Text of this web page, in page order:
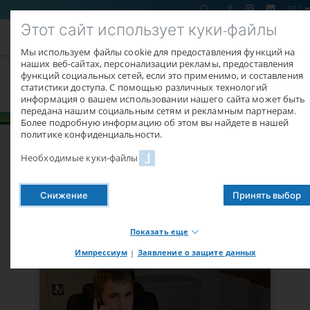
RU
Сервис
но и после его продажи предоставляет отличный сервис.
Руководство фирмы персонально, а также проектировщики
Этот сайт использует куки-файлы
Мы используем файлы cookie для предоставления функций на
наших веб-сайтах, персонализации рекламы, предоставления
функций социальных сетей, если это применимо, и составления
статистики доступа. С помощью различных технологий
информация о вашем использовании нашего сайта может быть
передана нашим социальным сетям и рекламным партнерам.
Более подробную информацию об этом вы найдете в нашей
политике конфиденциальности.
Необходимые куки-файлы
Снижение Принять выбор
Показать еще
Необходимые файлы cookie обеспечивают основные
функции нашего сайта. Без этих файлов cookie вы не
сможете использовать, например, функции магазина или
Импрессиум | Заявление о защите данных